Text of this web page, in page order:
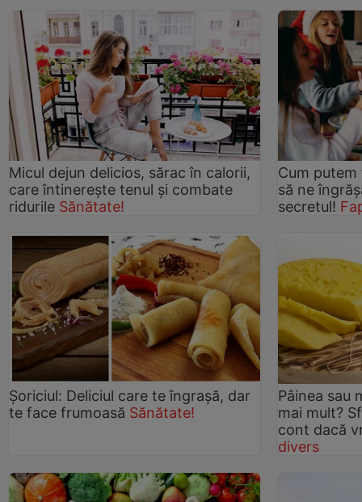
Micul dejun delicios, sărac în calorii,
care întinerește tenul și combate
ridurile Sănătate!
Cum
să ne
secretul!
Șoriciul: Deliciul care te îngrașă, dar
te face frumoasă Sănătate!
Pâinea sau
mai mult?
cont dacă
divers